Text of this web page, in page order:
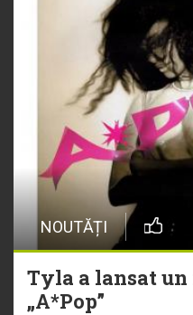
NOUTĂȚI
Tyla a lansat un
„A*Pop”